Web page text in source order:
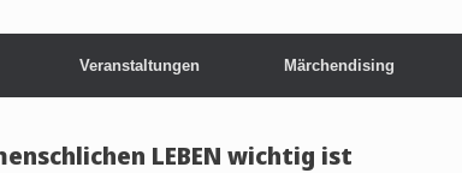
Veranstaltungen Märchendising
LEBEN wichtig ist